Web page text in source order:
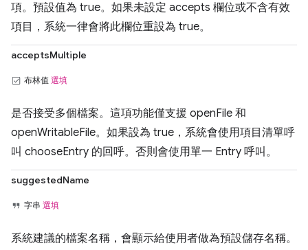
項。預設值為 true。如果未設定 accepts 欄位或不含有效
項目，系統一律會將此欄位重設為 true。
acceptsMultiple
布林值 選填
是否接受多個檔案。這項功能僅支援 openFile 和
openWritableFile。如果設為 true，系統會使用項目清單呼
叫 chooseEntry 的回呼。否則會使用單一 Entry 呼叫。
suggestedName
字串 選填
系統建議的檔案名稱，會顯示給使用者做為預設儲存名稱。